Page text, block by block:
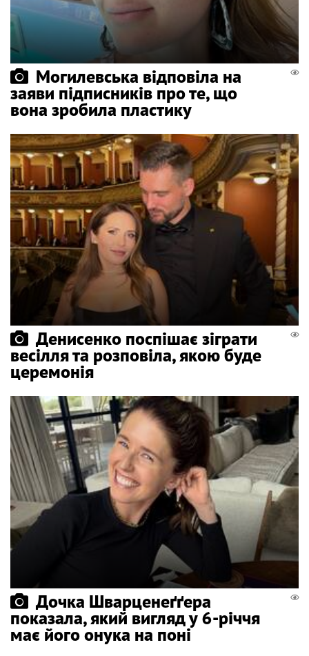
Могилевська відповіла на
заяви підписників про те, що
вона зробила пластику
Денисенко поспішає зіграти
весілля та розповіла, якою буде
церемонія
Дочка Шварценеґґера
показала, який вигляд у 6-річчя
має його онука на поні